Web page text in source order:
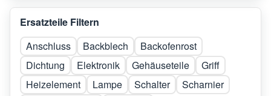
Ersatzteile Filtern
Anschluss
Backblech
Backofenrost
Dichtung
Elektronik Gehäuseteile
Griff
Heizelement
Lampe Schalter
Scharnier